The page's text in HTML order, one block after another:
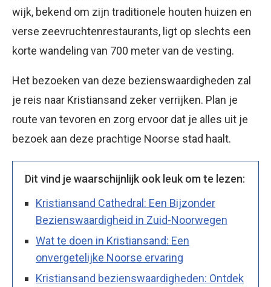
wijk, bekend om zijn traditionele houten huizen en
verse zeevruchtenrestaurants, ligt op slechts een
korte wandeling van 700 meter van de vesting.
Het bezoeken van deze bezienswaardigheden zal
je reis naar Kristiansand zeker verrijken. Plan je
route van tevoren en zorg ervoor dat je alles uit je
bezoek aan deze prachtige Noorse stad haalt.
Dit vind je waarschijnlijk ook leuk om te lezen:
Kristiansand Cathedral: Een Bijzonder
Bezienswaardigheid in Zuid-Noorwegen
Wat te doen in Kristiansand: Een
onvergetelijke Noorse ervaring
Kristiansand bezienswaardigheden: Ontdek